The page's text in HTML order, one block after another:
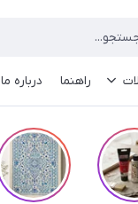
راهنما درباره ما